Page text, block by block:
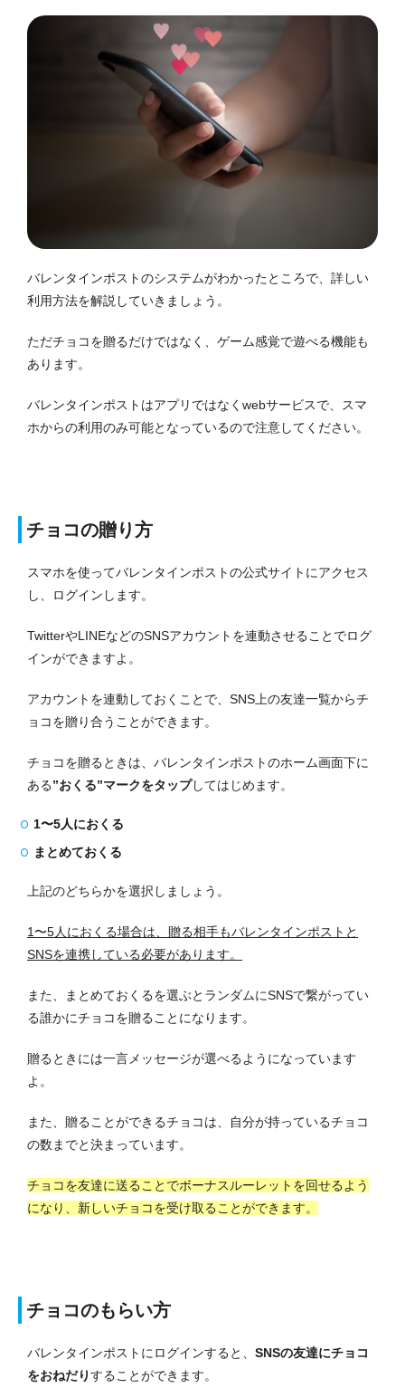
バレンタインポストのシステムがわかったところで、詳しい
利用方法を解説していきましょう。
ただチョコを贈るだけではなく、ゲーム感覚で遊べる機能も
あります。
バレンタインポストはアプリではなくwebサービスで、スマ
ホからの利用のみ可能となっているので注意してください。
チョコの贈り方
スマホを使ってバレンタインポストの公式サイトにアクセス
し、ログインします。
TwitterやLINEなどのSNSアカウントを連動させることでログ
インができますよ。
アカウントを連動しておくことで、SNS上の友達一覧からチ
ョコを贈り合うことができます。
チョコを贈るときは、バレンタインポストのホーム画面下に
ある”おくる”マークをタップしてはじめます。
1〜5人におくる
まとめておくる
上記のどちらかを選択しましょう。
1〜5人におくる場合は、贈る相手もバレンタインポストと
SNSを連携している必要があります。
また、まとめておくるを選ぶとランダムにSNSで繋がってい
る誰かにチョコを贈ることになります。
贈るときには一言メッセージが選べるようになっています
よ。
また、贈ることができるチョコは、自分が持っているチョコ
の数までと決まっています。
チョコを友達に送ることでボーナスルーレットを回せるよう
になり、新しいチョコを受け取ることができます。
チョコのもらい方
バレンタインポストにログインすると、 SNSの友達にチョコ
をおねだりすることができます。